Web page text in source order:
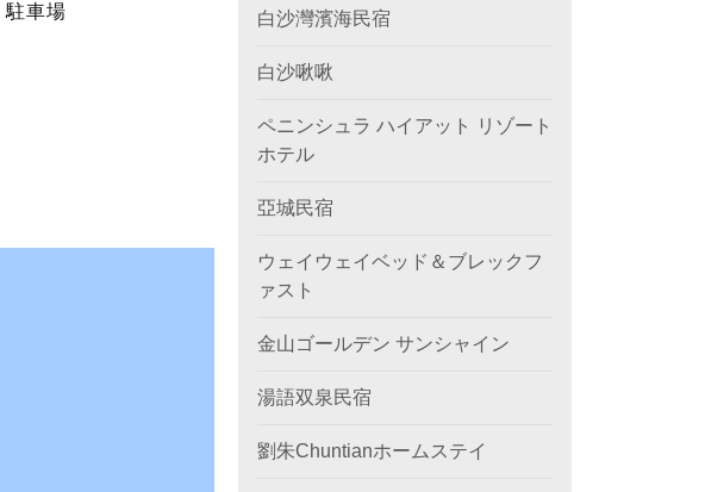
駐車場
白沙灣濱海民宿
白沙啾啾
ペニンシュラ ハイアット リゾート
ホテル
亞城民宿
ウェイウェイベッド＆ブレックフ
ァスト
金山ゴールデン サンシャイン
湯語双泉民宿
劉朱Chuntianホームステイ